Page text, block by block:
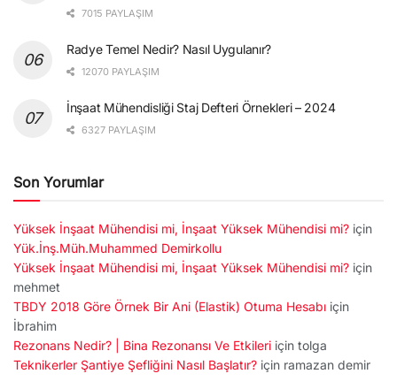
7015 PAYLAŞIM
Radye Temel Nedir? Nasıl Uygulanır?
12070 PAYLAŞIM
İnşaat Mühendisliği Staj Defteri Örnekleri – 2024
6327 PAYLAŞIM
Son Yorumlar
Yüksek İnşaat Mühendisi mi, İnşaat Yüksek Mühendisi mi? için
Yük.İnş.Müh.Muhammed Demirkollu
Yüksek İnşaat Mühendisi mi, İnşaat Yüksek Mühendisi mi? için
mehmet
TBDY 2018 Göre Örnek Bir Ani (Elastik) Otuma Hesabı için
İbrahim
Rezonans Nedir? | Bina Rezonansı Ve Etkileri için tolga
Teknikerler Şantiye Şefliğini Nasıl Başlatır? için ramazan demir